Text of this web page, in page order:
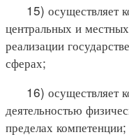
15) осуществляет
центральных и
реализации
сферах;
16) осуществляет
деятельностью
пределах компетенции;